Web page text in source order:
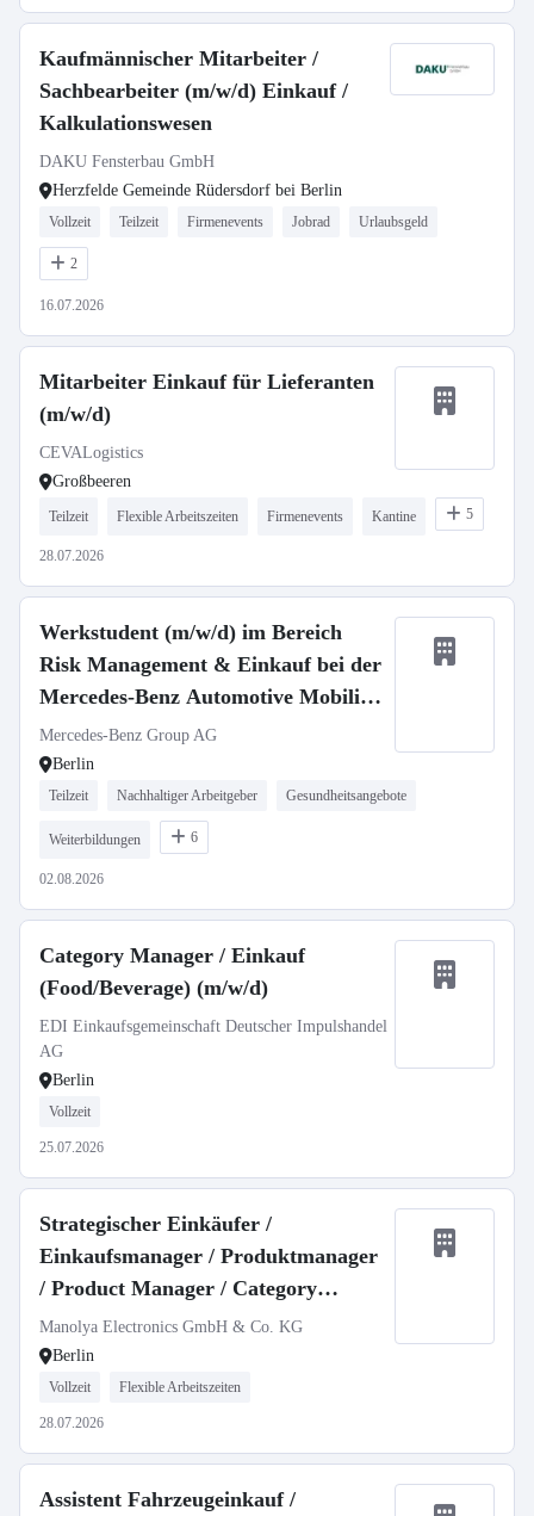
Kaufmännischer Mitarbeiter /
Sachbearbeiter (m/w/d) Einkauf /
Kalkulationswesen
DAKU Fensterbau GmbH
Herzfelde Gemeinde Rüdersdorf bei Berlin
Vollzeit Teilzeit Firmenevents Jobrad Urlaubsgeld
2
16.07.2026
Mitarbeiter Einkauf für Lieferanten
(m/w/d)
CEVALogistics
Großbeeren
Teilzeit Flexible Arbeitszeiten Firmenevents Kantine 5
28.07.2026
Werkstudent (m/w/d) im Bereich
Risk Management & Einkauf bei der
Mercedes-Benz Automotive Mobility
GmbH
Mercedes-Benz Group AG
Berlin
Teilzeit Nachhaltiger Arbeitgeber Gesundheitsangebote
Weiterbildungen 6
02.08.2026
Category Manager / Einkauf
(Food/Beverage) (m/w/d)
EDI Einkaufsgemeinschaft Deutscher Impulshandel
AG
Berlin
Vollzeit
25.07.2026
Strategischer Einkäufer /
Einkaufsmanager / Produktmanager
/ Product Manager / Category
Manager / Purchase Manager /
Strategic Buyer / Purchasing
Specialist / Buying Expert (m/w/d)
Manolya Electronics GmbH & Co. KG
Berlin
Vollzeit Flexible Arbeitszeiten
28.07.2026
Assistent Fahrzeugeinkauf /